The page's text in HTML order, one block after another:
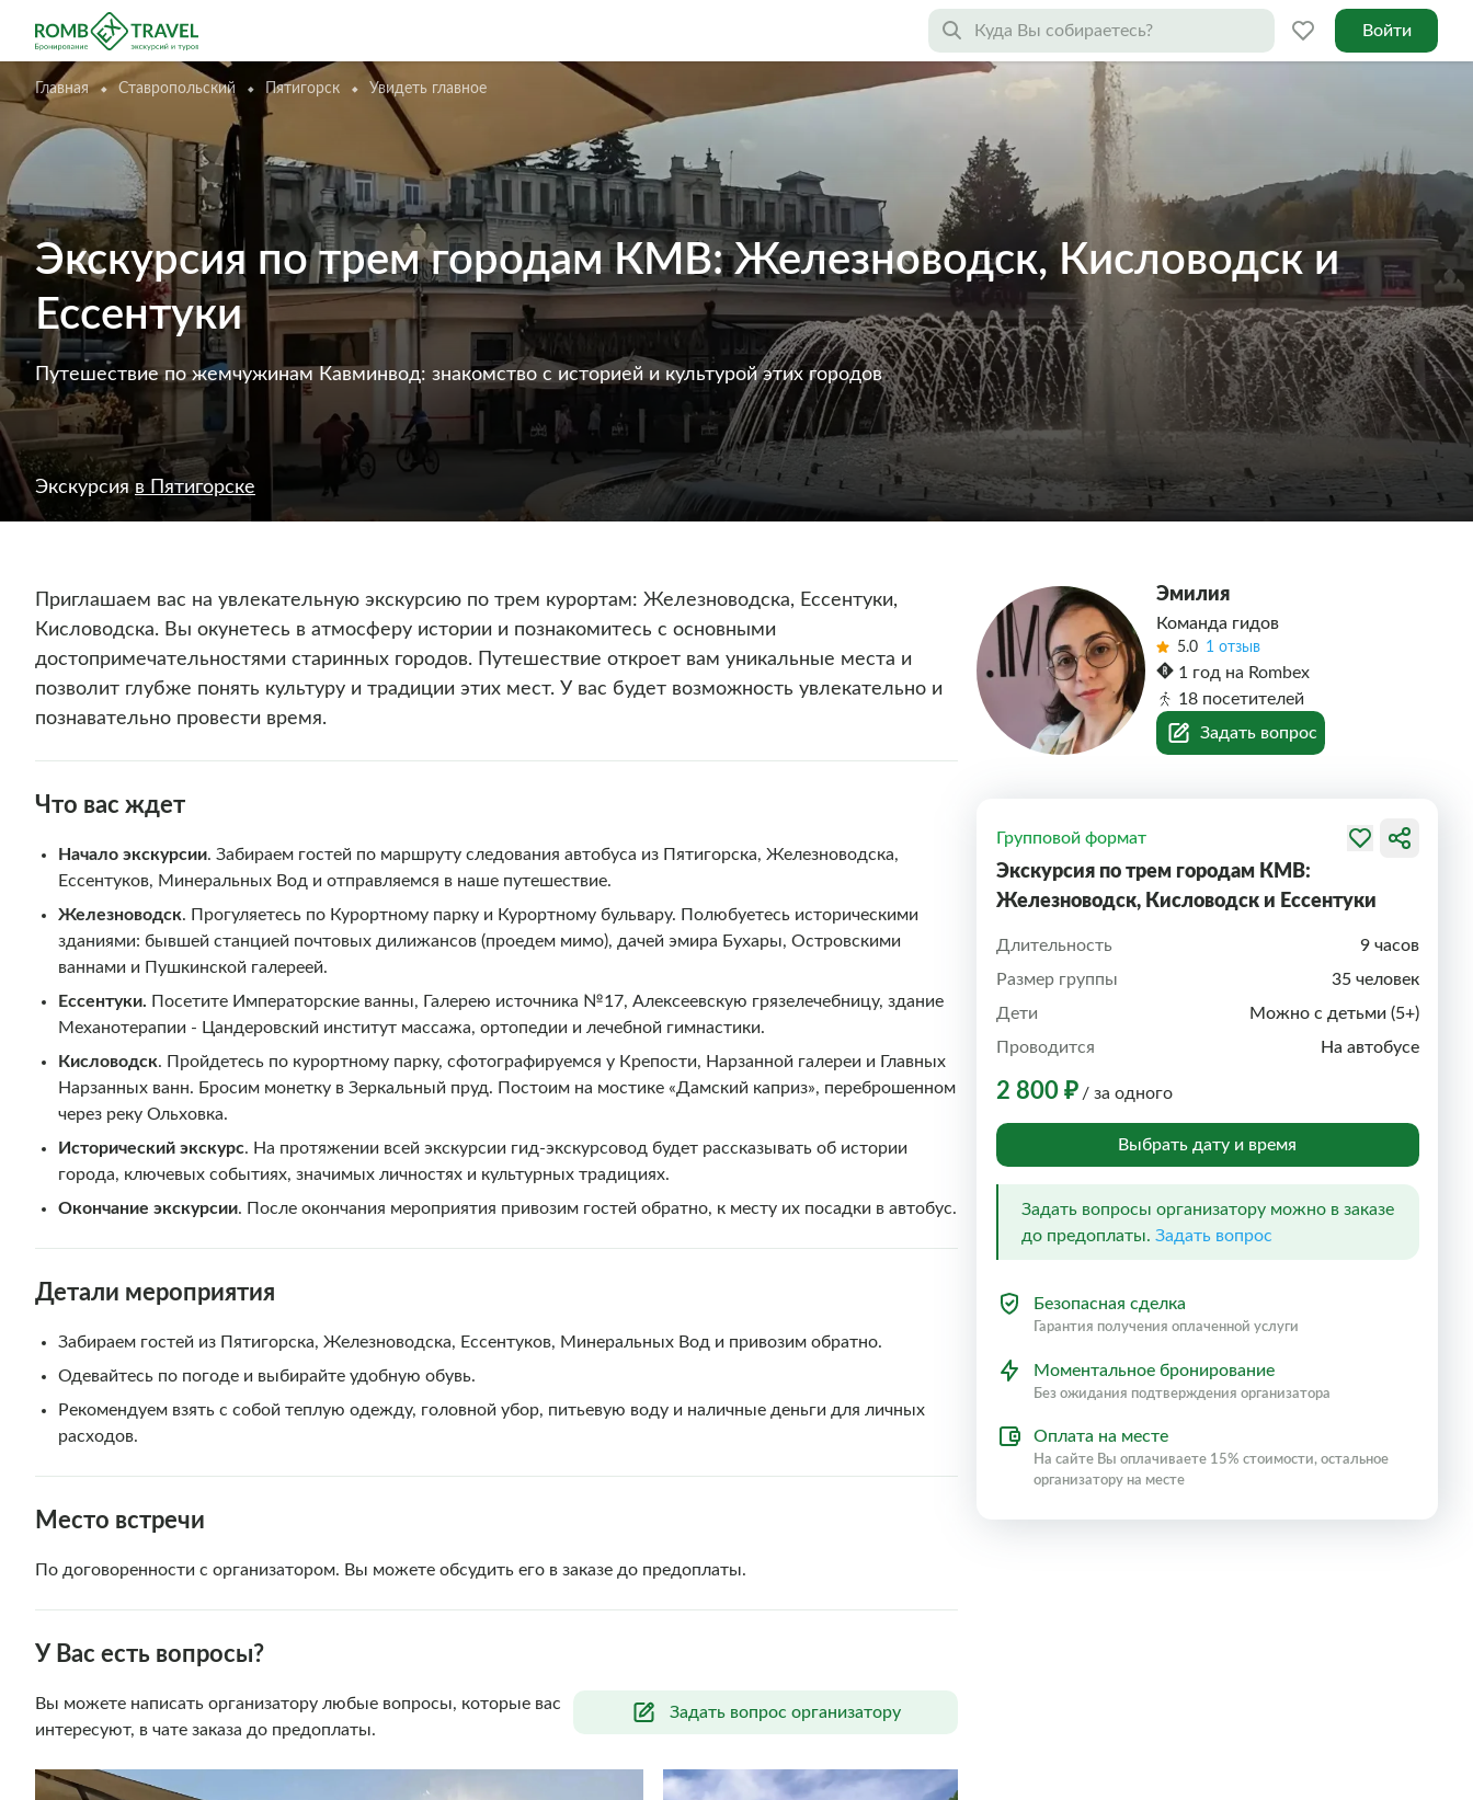
Войти
Главная Ставропольский Пятигорск Увидеть главное
Экскурсия по трем городам КМВ: Железноводск, Кисловодск и
Ессентуки
Путешествие по жемчужинам Кавминвод: знакомство с историей и культурой этих городов
Экскурсия в Пятигорске
Приглашаем вас на увлекательную экскурсию по трем курортам: Железноводска, Ессентуки,
Кисловодска. Вы окунетесь в атмосферу истории и познакомитесь с основными
достопримечательностями старинных городов. Путешествие откроет вам уникальные места и
позволит глубже понять культуру и традиции этих мест. У вас будет возможность увлекательно и
познавательно провести время.
Что вас ждет
Начало экскурсии. Забираем гостей по маршруту следования автобуса из Пятигорска, Железноводска,
Ессентуков, Минеральных Вод и отправляемся в наше путешествие.
Железноводск. Прогуляетесь по Курортному парку и Курортному бульвару. Полюбуетесь историческими
зданиями: бывшей станцией почтовых дилижансов (проедем мимо), дачей эмира Бухары, Островскими
ваннами и Пушкинской галереей.
Ессентуки. Посетите Императорские ванны, Галерею источника №17, Алексеевскую грязелечебницу, здание
Механотерапии - Цандеровский институт массажа, ортопедии и лечебной гимнастики.
Кисловодск. Пройдетесь по курортному парку, сфотографируемся у Крепости, Нарзанной галереи и Главных
Нарзанных ванн. Бросим монетку в Зеркальный пруд. Постоим на мостике «Дамский каприз», переброшенном
через реку Ольховка.
Исторический экскурс. На протяжении всей экскурсии гид-экскурсовод будет рассказывать об истории
города, ключевых событиях, значимых личностях и культурных традициях.
Окончание экскурсии. После окончания мероприятия привозим гостей обратно, к месту их посадки в автобус.
Детали мероприятия
Забираем гостей из Пятигорска, Железноводска, Ессентуков, Минеральных Вод и привозим обратно.
Одевайтесь по погоде и выбирайте удобную обувь.
Рекомендуем взять с собой теплую одежду, головной убор, питьевую воду и наличные деньги для личных
расходов.
Место встречи
По договоренности с организатором. Вы можете обсудить его в заказе до предоплаты.
У Вас есть вопросы?
Задать вопрос организатору
Вы можете написать организатору любые вопросы, которые вас
интересуют, в чате заказа до предоплаты.
Эмилия
Команда гидов
5.0 1 отзыв
1 год на Rombex
18 посетителей
Задать вопрос
Групповой формат
Экскурсия по трем городам КМВ:
Железноводск, Кисловодск и Ессентуки
Длительность
9 часов
Размер группы
35 человек
Дети
Можно с детьми (5+)
Проводится
На автобусе
2 800 ₽ / за одного
Выбрать дату и время
Задать вопросы организатору можно в заказе
до предоплаты. Задать вопрос
Безопасная сделка
Гарантия получения оплаченной услуги
Моментальное бронирование
Без ожидания подтверждения организатора
Оплата на месте
На сайте Вы оплачиваете 15% стоимости, остальное
организатору на месте